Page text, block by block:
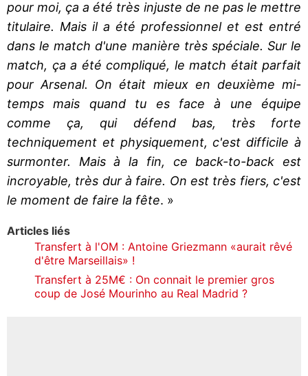
pour moi, ça a été très injuste de ne pas le mettre
titulaire. Mais il a été professionnel et est entré
dans le match d'une manière très spéciale. Sur le
match, ça a été compliqué, le match était parfait
pour Arsenal. On était mieux en deuxième mi-
temps mais quand tu es face à une équipe
comme ça, qui défend bas, très forte
techniquement et physiquement, c'est difficile à
surmonter. Mais à la fin, ce back-to-back est
incroyable, très dur à faire. On est très fiers, c'est
le moment de faire la fête. »
Articles liés
Transfert à l'OM : Antoine Griezmann «aurait rêvé
d'être Marseillais» !
Transfert à 25M€ : On connait le premier gros
coup de José Mourinho au Real Madrid ?